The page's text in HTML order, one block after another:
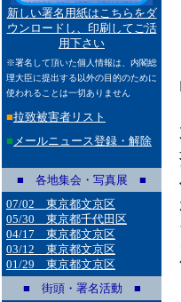
新しい署名用紙はこちらをダ
ウンロードし、印刷してご活
用下さい
※署名して頂いた個人情報は、内閣総
理大臣に提出する以外の目的のために
使われることは一切ありません
■拉致被害者リスト
■ メールニュース登録・解除
■ 各地集会・写真展 ■
07/02 東京都文京区
05/30 東京都千代田区
04/17 東京都文京区
03/12 東京都文京区
01/29 東京都文京区
■ 街頭・署名活動 ■